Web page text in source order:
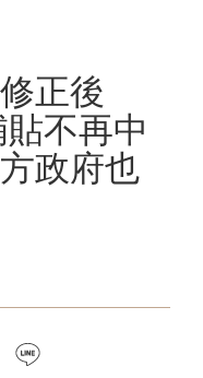
修正後
不再中
政府也
instagram